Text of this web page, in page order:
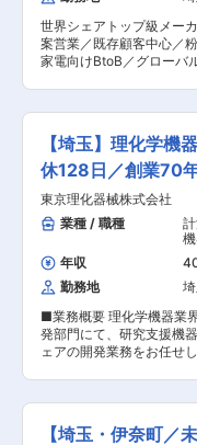
たい方にはピッタリです◎ ■企業魅力： ・当社
本ポジションの特徴：マ
での認知度は決して高く
業の根幹を支える仕事だ
一緒に目指しましょう！
場がメインのため、製品
げは控えていただいております。 変
社の定める業務
ト。 一人前を目指すとこ
用も多い部署なので、教
経験からスタートも安心
含油軸受の技術は極めて
め、業界・実務などの経
同社へ入社を決めた決め
蔵庫・ゲーム機など身近
入っている部品であり、
れた製品を、日常生活で
に魅力を感じられたため。 ■ゆくゆくのキャリア
パス例： ・役職付となる
チャンスもございます。 ■魅力： 2024年7月に
さいたま市日進より伊奈
た。 ・日進工場と比較し
きな執務エリア、寒暖差
境、拘りのオフィス。新
けます！ ・良心価格で本
海外からのエンジニアも活躍中 ■当社
法”の専門メーカーです。
が主要製品です。 特に自
クラスを誇ります。 変更の範囲：会社の定める業
世界シェアトップ級メー
案営業／既存顧客中心／
家電向けBtoB／グローバ
ーである当社にて、熊谷
集します。 ■業務詳細： ・北関東地区にある主
要取引先に対する受注活
及び 新規取引先の開拓（
度）等。 ※主要取引先＝
ーターメーカー、家電メ
業統括部側で立てた計画
び込み等は 発生しません。 ■教育体制： ・
（伊奈）、熊谷工場にて
定（相談に応じて臨機応
容：製造工程、生産管理
組織構成： 営業職2名、営
力： ・当社の製品は全て
ーズを汲み取りながらオ
するため、課題解決力や
につきます。 ・”粉末冶
ルに向けてニーズの高まり
【埼玉】理化学
休128日／創業70
東京理化器械株式会社
業種 / 職種
年収
勤務地
■業務概要 理化学機器業
発部門にて、研究支援機
ェアの開発業務をお任せ
す。なお、開発環境の標
しています。 当社が開発
は、大学や公的研究機関
【埼玉・伊奈町／